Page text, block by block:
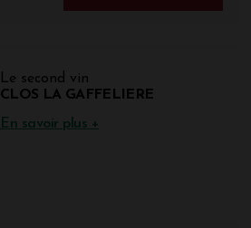
Le second vin
CLOS LA GAFFELIERE
En savoir plus +